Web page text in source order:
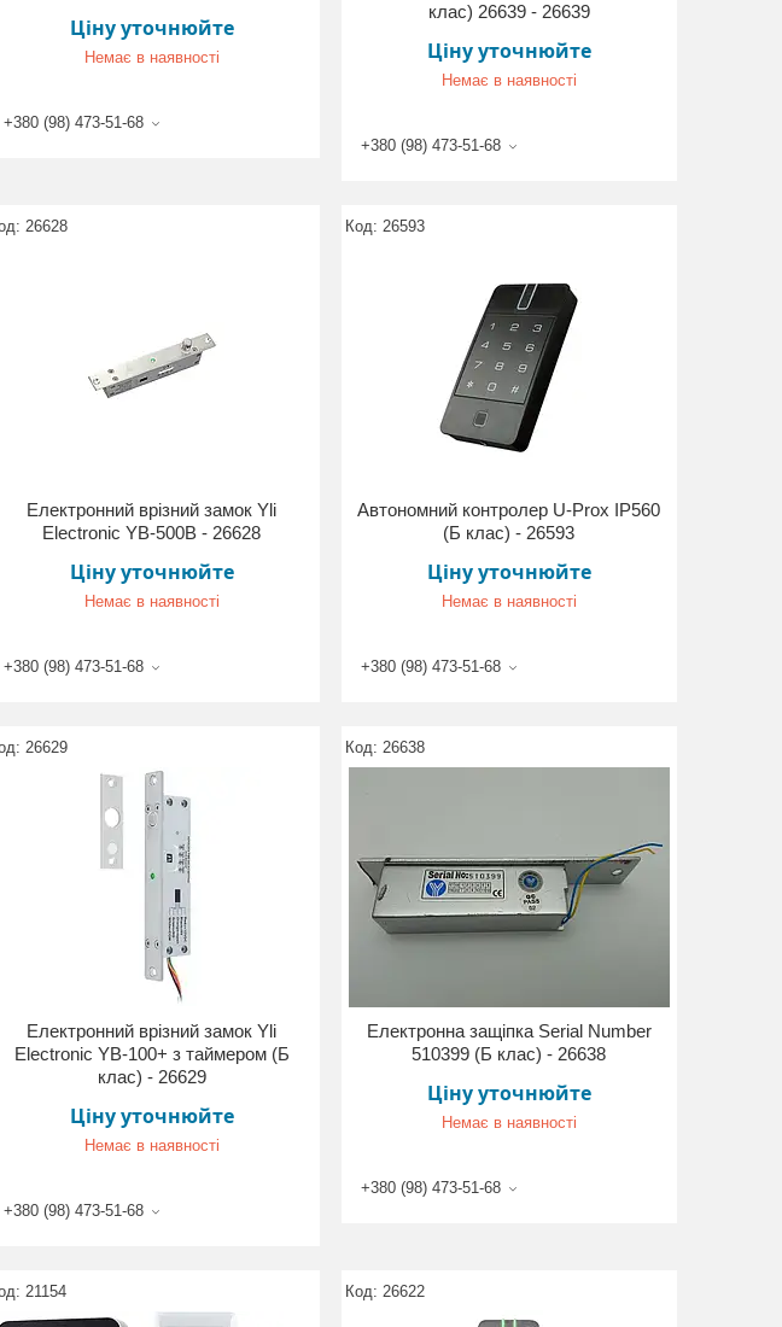
Ціну уточнюйте
Немає в наявності
+380 (98) 473-51-68
клас) 26639 - 26639
Ціну уточнюйте
Немає в наявності
+380 (98) 473-51-68
26628
Електронний врізний замок Yli
Electronic YB-500В - 26628
Ціну уточнюйте
Немає в наявності
+380 (98) 473-51-68
26593
Автономний контролер U-Prox IP560
(Б клас) - 26593
Ціну уточнюйте
Немає в наявності
+380 (98) 473-51-68
26629
Електронний врізний замок Yli
Electronic YB-100+ з таймером (Б
клас) - 26629
Ціну уточнюйте
Немає в наявності
+380 (98) 473-51-68
26638
Електронна защіпка Serial Number
510399 (Б клас) - 26638
Ціну уточнюйте
Немає в наявності
+380 (98) 473-51-68
21154 26622